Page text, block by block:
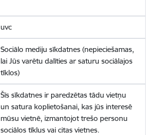
uvc
Sociālo mediju sīkdatnes (nepieciešamas,
lai Jūs varētu dalīties ar saturu sociālajos
tīklos)
Šīs sīkdatnes ir paredzētas tādu vietņu
un satura koplietošanai, kas jūs interesē
mūsu vietnē, izmantojot trešo personu
sociālos tīklus vai citas vietnes.